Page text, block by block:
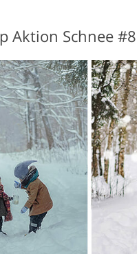
Aktion Schnee